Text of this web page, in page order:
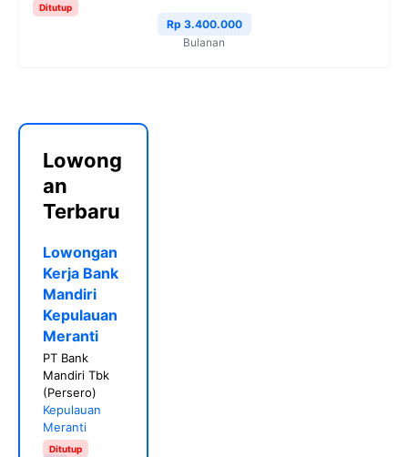
Ditutup
Rp 3.400.000
Bulanan
Lowong
an
Terbaru
Lowongan
Kerja Bank
Mandiri
Kepulauan
Meranti
PT Bank
Mandiri Tbk
(Persero)
Kepulauan
Meranti
Ditutup